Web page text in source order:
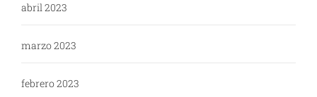
abril 2023
marzo 2023
febrero 2023